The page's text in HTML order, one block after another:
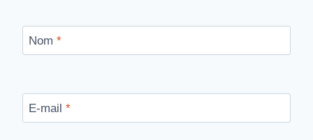
Nom *
E-mail *